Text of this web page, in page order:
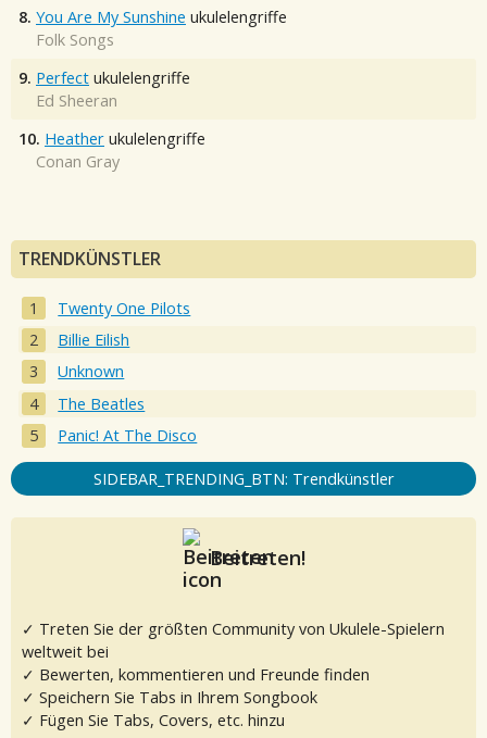
8. You Are My Sunshine ukulelengriffe
Folk Songs
9. Perfect ukulelengriffe
Ed Sheeran
10. Heather ukulelengriffe
Conan Gray
TRENDKÜNSTLER
Twenty One Pilots
Billie Eilish
Unknown
The Beatles
Panic! At The Disco
SIDEBAR_TRENDING_BTN: Trendkünstler
Beitreten!
✓ Treten Sie der größten Community von Ukulele-Spielern
weltweit bei
✓ Bewerten, kommentieren und Freunde finden
✓ Speichern Sie Tabs in Ihrem Songbook
✓ Fügen Sie Tabs, Covers, etc. hinzu